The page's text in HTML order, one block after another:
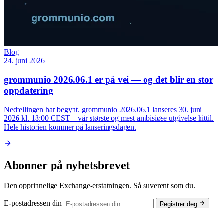
Blog
24. juni 2026
grommunio 2026.06.1 er på vei — og det blir en stor
oppdatering
Nedtellingen har begynt. grommunio 2026.06.1 lanseres 30. juni
2026 kl. 18:00 CEST – vår største og mest ambisiøse utgivelse hittil.
Hele historien kommer på lanseringsdagen.
Abonner på nyhetsbrevet
Den opprinnelige Exchange-erstatningen. Så suverent som du.
E-postadressen din Registrer deg